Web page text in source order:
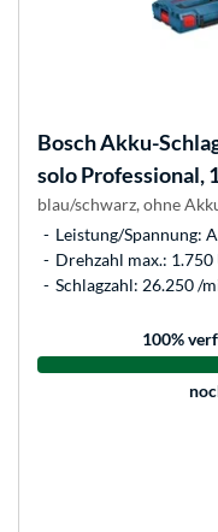
BoschAkku-
solo Professional,
blau/schwarz, ohne
Leistung/Spannung:
Drehzahl max.: 1.750
Schlagzahl: 26.250 /
100%